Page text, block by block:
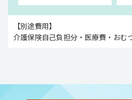
【別途費用】
介護保険自己負担分・医療費・おむ